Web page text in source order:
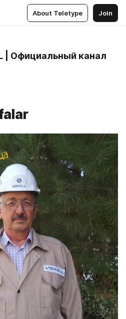
About Teletype Join
| Официальный канал